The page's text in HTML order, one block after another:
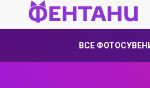
ВСЕ